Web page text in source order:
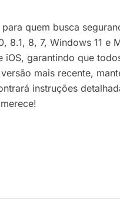
quem busca
8, 7, Windows 11 e
garantindo que
mais recente,
instruções